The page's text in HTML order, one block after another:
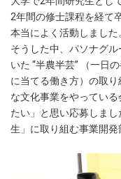
2年間の修士課程を経て
本当によく活動しました
そうした中、パソナグ
いた “半農半芸” （一日
に当てる働き方）の取
な文化事業をやってい
たい」と思い応募しま
生」に取り組む事業開発